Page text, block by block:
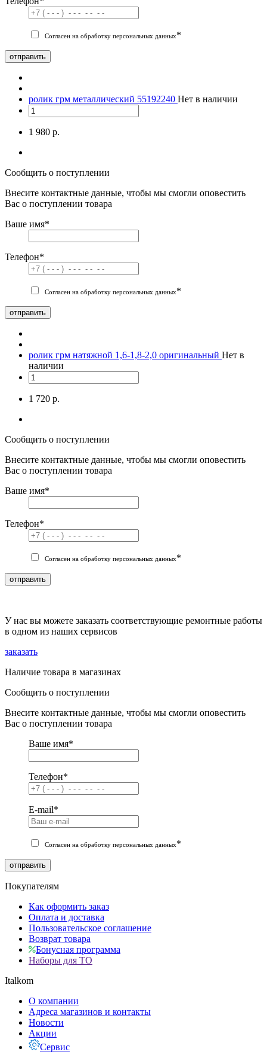
Согласен на обработку персональных данных*
отправить
ролик грм металлический 55192240 Нет в наличии
1 980 р.
Сообщить о поступлении
Внесите контактные данные, чтобы мы смогли оповестить
Вас о поступлении товара
Ваше имя*
Телефон*
Согласен на обработку персональных данных*
отправить
ролик грм натяжной 1,6-1,8-2,0 оригинальный Нет в
наличии
1 720 р.
Сообщить о поступлении
Внесите контактные данные, чтобы мы смогли оповестить
Вас о поступлении товара
Ваше имя*
Телефон*
Согласен на обработку персональных данных*
отправить
У нас вы можете заказать соответствующие ремонтные работы
в одном из наших сервисов
заказать
Наличие товара в магазинах
Сообщить о поступлении
Внесите контактные данные, чтобы мы смогли оповестить
Вас о поступлении товара
Ваше имя*
Телефон*
E-mail*
Согласен на обработку персональных данных*
отправить
Покупателям
Как оформить заказ
Оплата и доставка
Пользовательское соглашение
Возврат товара
Бонусная программа
Наборы для ТО
Italkom
О компании
Адреса магазинов и контакты
Новости
Акции
Сервис